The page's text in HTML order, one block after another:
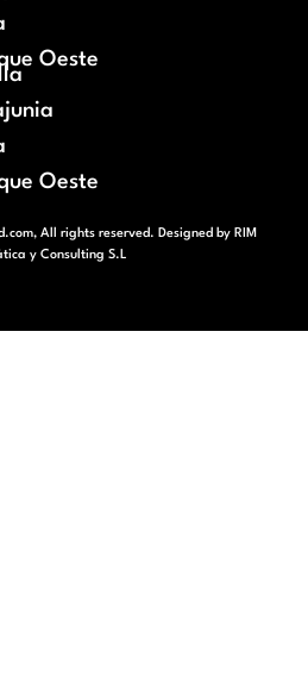
Oeste
Oeste
All rights reserved. Designed by RIM
y Consulting S.L